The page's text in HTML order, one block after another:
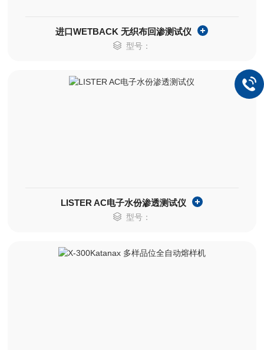
进口WETBACK 无织布回渗测试仪
型号：
LISTER AC电子水份渗透测试仪
型号：